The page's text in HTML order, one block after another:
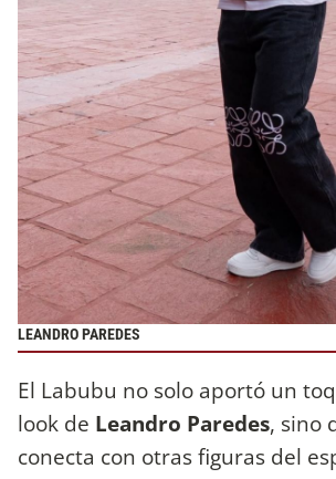
LEANDRO PAREDES
El Labubu no solo aportó un
look de Leandro Paredes, sino
conecta con otras figuras del